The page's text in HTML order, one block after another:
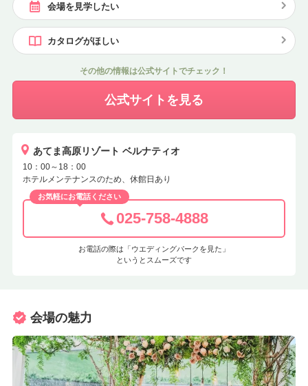
会場を見学したい
カタログがほしい
その他の情報は公式サイトでチェック！
公式サイトを見る
あてま高原リゾート ベルナティオ
10：00～18：00
ホテルメンテナンスのため、休館日あり
お気軽にお電話ください
025-758-4888
お電話の際は「ウエディングパークを見た」
というとスムーズです
会場の魅力